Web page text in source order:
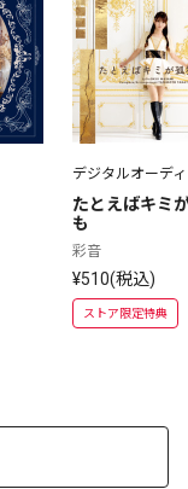
デジタルオーデ
たとえばキミ
も
彩音
¥510(税込)
ストア限定特典